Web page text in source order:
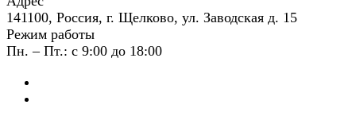
141100, Россия, г. Щелково, ул. Заводская д. 15
Режим работы
Пн. – Пт.: с 9:00 до 18:00